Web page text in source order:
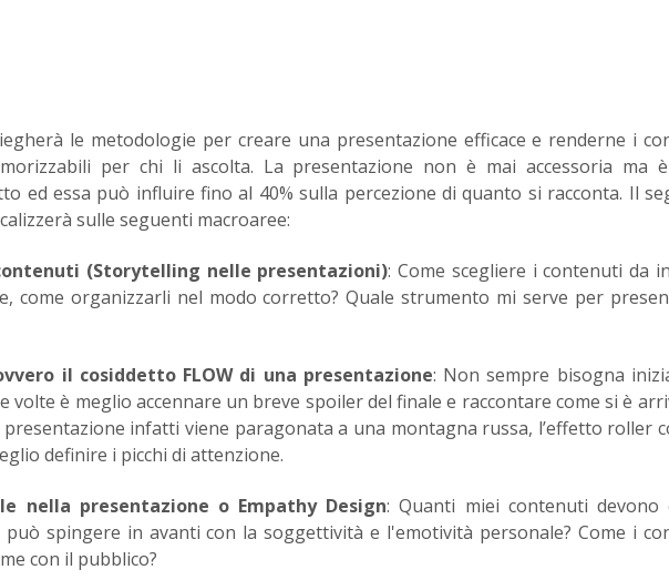
le metodologie per creare una presentazione efficace e renderne i
per chi li ascolta. La presentazione non è mai accessoria ma
ed essa può influire fino al 40% sulla percezione di quanto si racconta. Il
sulle seguenti macroaree:
(Storytelling nelle presentazioni): Come scegliere i contenuti da
come organizzarli nel modo corretto? Quale strumento mi serve per
il cosiddetto FLOW di una presentazione: Non sempre bisogna
volte è meglio accennare un breve spoiler del finale e raccontare come si è
presentazione infatti viene paragonata a una montagna russa, l’effetto roller
definire i picchi di attenzione.
nella presentazione o Empathy Design: Quanti miei contenuti devono
spingere in avanti con la soggettività e l'emotività personale? Come i
con il pubblico?